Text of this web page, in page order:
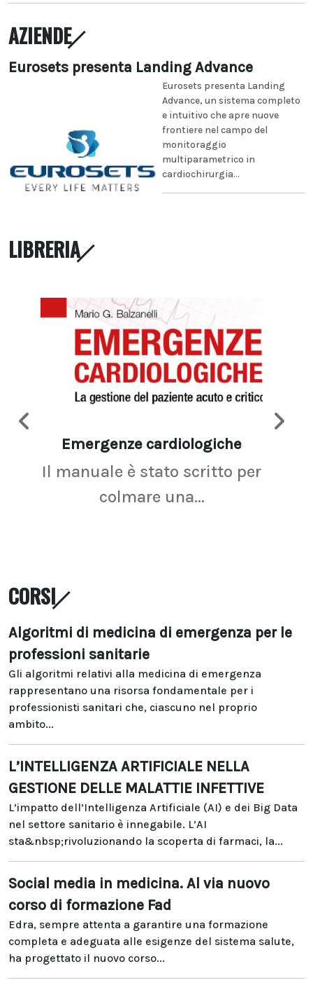
AZIENDE
Eurosets presenta Landing Advance
Eurosets presenta Landing
Advance, un sistema completo
e intuitivo che apre nuove
frontiere nel campo del
monitoraggio
multiparametrico in
cardiochirurgia...
LIBRERIA
Emergenze cardiologiche
Il manuale è stato scritto per
colmare una...
CORSI
Algoritmi di medicina di emergenza per le
professioni sanitarie
Gli algoritmi relativi alla medicina di emergenza
rappresentano una risorsa fondamentale per i
professionisti sanitari che, ciascuno nel proprio
ambito...
L’INTELLIGENZA ARTIFICIALE NELLA
GESTIONE DELLE MALATTIE INFETTIVE
L’impatto dell’Intelligenza Artificiale (AI) e dei Big Data
nel settore sanitario è innegabile. L’AI
sta&nbsp;rivoluzionando la scoperta di farmaci, la...
Social media in medicina. Al via nuovo
corso di formazione Fad
Edra, sempre attenta a garantire una formazione
completa e adeguata alle esigenze del sistema salute,
ha progettato il nuovo corso...